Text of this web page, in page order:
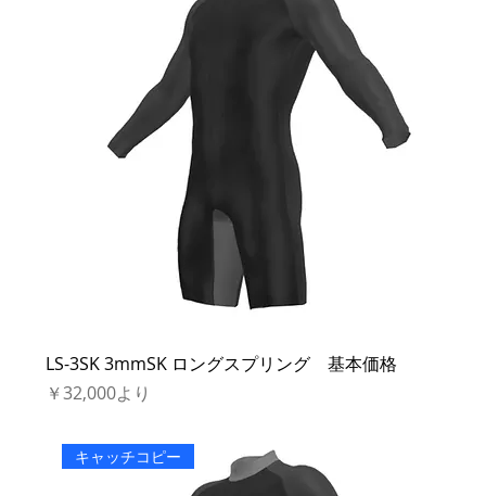
LS-3SK 3mmSK ロングスプリング 基本価格
￥32,000より
セール価格
キャッチコピー